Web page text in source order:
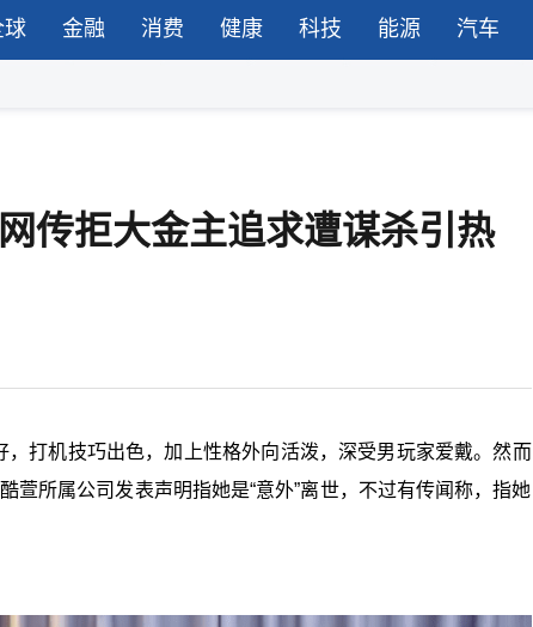
球 金融 消费 健康 科技 能源 汽车
传拒大金主追求遭谋杀引热
打机技巧出色，加上性格外向活泼，深受男玩家爱戴。然而
所属公司发表声明指她是“意外”离世，不过有传闻称，指她